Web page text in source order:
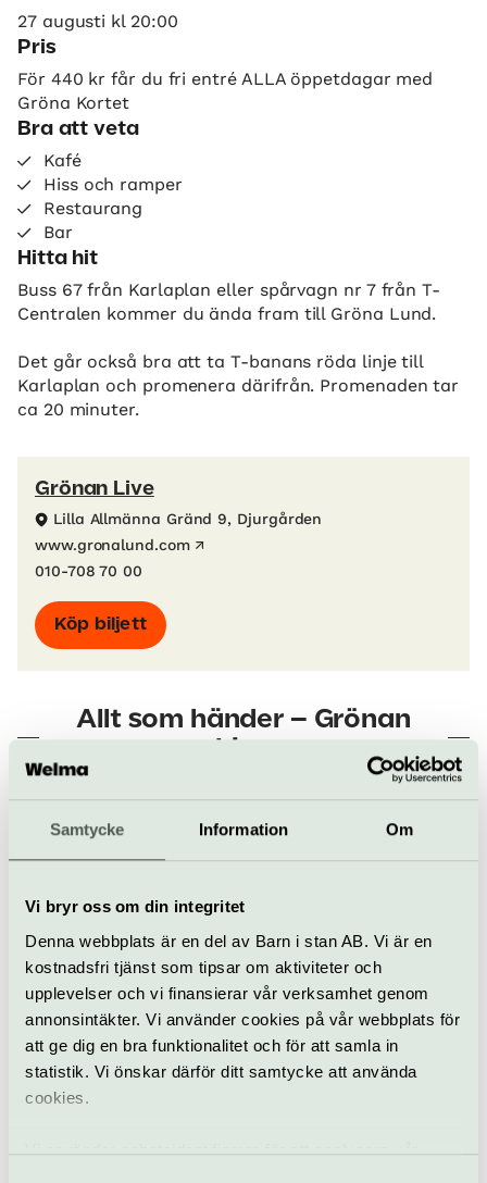
Samtycke Information Om
Vi bryr oss om din integritet
Denna webbplats är en del av Barn i stan AB. Vi är en
kostnadsfri tjänst som tipsar om aktiviteter och
upplevelser och vi finansierar vår verksamhet genom
annonsintäkter. Vi använder cookies på vår webbplats för
att ge dig en bra funktionalitet och för att samla in
statistik. Vi önskar därför ditt samtycke att använda
cookies.
Vi använder enhetsidentifierare för att analysera vår
27 augusti kl 20:00
Pris
För 440 kr får du fri entré ALLA öppetdagar med
Gröna Kortet
Bra att veta
Kafé
Hiss och ramper
Restaurang
Bar
Hitta hit
Buss 67 från Karlaplan eller spårvagn nr 7 från T-
Centralen kommer du ända fram till Gröna Lund.
Det går också bra att ta T-banans röda linje till
Karlaplan och promenera därifrån. Promenaden tar
ca 20 minuter.
Grönan Live
Lilla Allmänna Gränd 9, Djurgården
www.gronalund.com
010-708 70 00
Köp biljett
Allt som händer – Grönan
Live
Pop & rock Grönan Live
Division 7